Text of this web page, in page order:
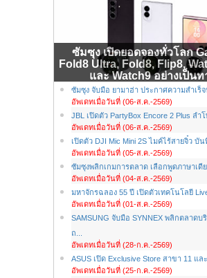
ซัมซุง เปิดยอดจองทั่วโลก
Fold8 Ultra, Fold8, Flip8,
และ Watch9 อย่างเป็นท
ซัมซุง จับมือ ยามาฮ่า ประกาศความสำเร็จ
อัพเดทเมื่อวันที่ (06-ส.ค.-2569)
JBL เปิดตัว PartyBox Encore 2 Plus ลำโ
อัพเดทเมื่อวันที่ (06-ส.ค.-2569)
เปิดตัว DJI Mic Mini 2S ไมค์ไร้สายจิ๋ว บันทึ
อัพเดทเมื่อวันที่ (05-ส.ค.-2569)
ซัมซุงพลิกเกมการตลาด เลือกพูดภาษาเดีย
อัพเดทเมื่อวันที่ (04-ส.ค.-2569)
มหาจักรฉลอง 55 ปี เปิดตัวเทคโนโลยี Live
อัพเดทเมื่อวันที่ (01-ส.ค.-2569)
SAMSUNG จับมือ SYNNEX พลิกตลาดบ
ถ...
อัพเดทเมื่อวันที่ (28-ก.ค.-2569)
ASUS เปิด Exclusive Store สาขา 11 และ
อัพเดทเมื่อวันที่ (25-ก.ค.-2569)